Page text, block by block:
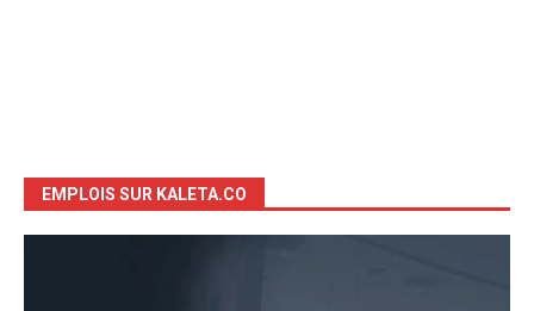
EMPLOIS SUR KALETA.CO